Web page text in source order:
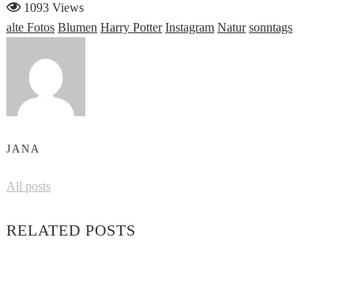
1093 Views
alte Fotos Blumen Harry Potter Instagram Natur sonntags
JANA
All posts
RELATED POSTS